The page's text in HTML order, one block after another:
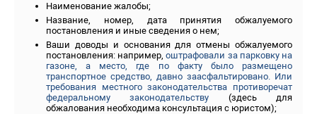
Наименование жалобы;
Название, номер, дата принятия обжалуемого
постановления и иные сведения о нем;
Ваши доводы и основания для отмены обжалуемого
постановления: например, оштрафовали за парковку на
газоне, а место, где по факту было размещено
транспортное средство, давно заасфальтировано. Или
требования местного законодательства противоречат
федеральному законодательству (здесь для
обжалования необходима консультация с юристом);